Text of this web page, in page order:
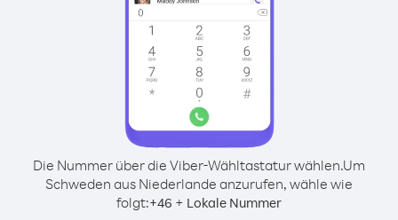
Die Nummer über die Viber-Wähltastatur wählen.Um
Schweden aus Niederlande anzurufen, wähle wie
folgt:+46 + Lokale Nummer